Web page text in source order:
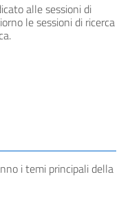
alle sessioni di
le sessioni di ricerca
i temi principali della